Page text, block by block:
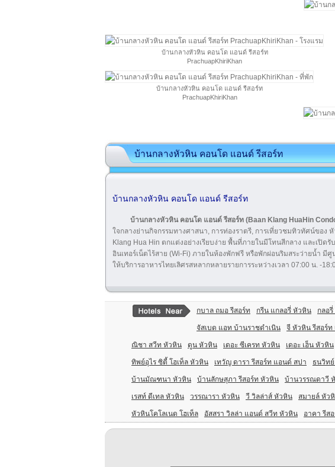
บ้านกลางหัวหิน คอนโด แอนด์ รีสอร์ท
PrachuapKhiriKhan
บ้านกลางหัวหิน คอนโด แอนด์ รีสอร์ท
PrachuapKhiriKhan
บ้านกลางหัวหิน คอนโด แอนด์ รีสอร์ท
บ้านกลางหัวหิน คอนโด แอนด์ รีสอร์ท
บ้านกลางหัวหิน คอนโด แอนด์ รีสอร์ท (Baan Klang HuaHin
ใจกลางย่านกิจกรรมทางศาสนา, การท่องราตรี, การเที่ยวชมทิวทัศน์ขอ
Klang Hua Hin ตกแต่งอย่างเรียบง่าย พื้นที่ภายในมีโทนสีกลาง และเปิด
อินเทอร์เน็ตไร้สาย (Wi-Fi) ภายในห้องพักฟรี หรือพักผ่อนริมสระว่ายน้ำ มี
ให้บริการอาหารไทยเลิศรสหลากหลายรายการระหว่างเวลา 07:00 น. -
กบาล ถมอ รีสอร์ท กรีน แกลอรี่ หัวหิน กลอ
จัสเบด แอท บ้านราชดำเนิน จี หัวหิน รีสอร์
ณิชา สวีท หัวหิน ดูน หัวหิน เดอะ ซีเครท หัวหิน เดอะ เฮ็น หัวหิน
ทิพย์อุไร ซิตี้ โฮเท็ล หัวหิน เทวัญ ดารา รีสอร์ท แอนด์ สปา ธนวิท
บ้านมัณฑนา หัวหิน บ้านลักษสุภา รีสอร์ท หัวหิน บ้านวรรณดาวี
เรสท์ ดีเทล หัวหิน วรรณารา หัวหิน วี วิลล่าส์ หัวหิน สมายล์ หัว
หัวหินโคโลเนด โฮเท็ล อัสสรา วิลล่า แอนด์ สวีท หัวหิน อาคา รีส